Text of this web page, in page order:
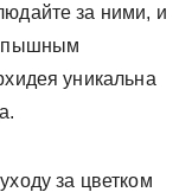
за ними, и
пышным
уникальна
за цветком